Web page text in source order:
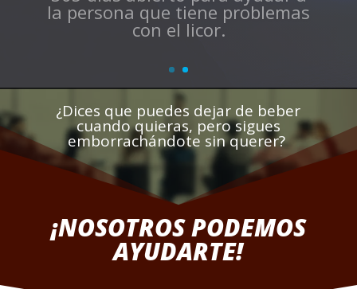
CONTÁCTENOS
¿Dices que puedes dejar de beber
cuando quieras, pero sigues
emborrachándote sin querer?
¡NOSOTROS PODEMOS
AYUDARTE!